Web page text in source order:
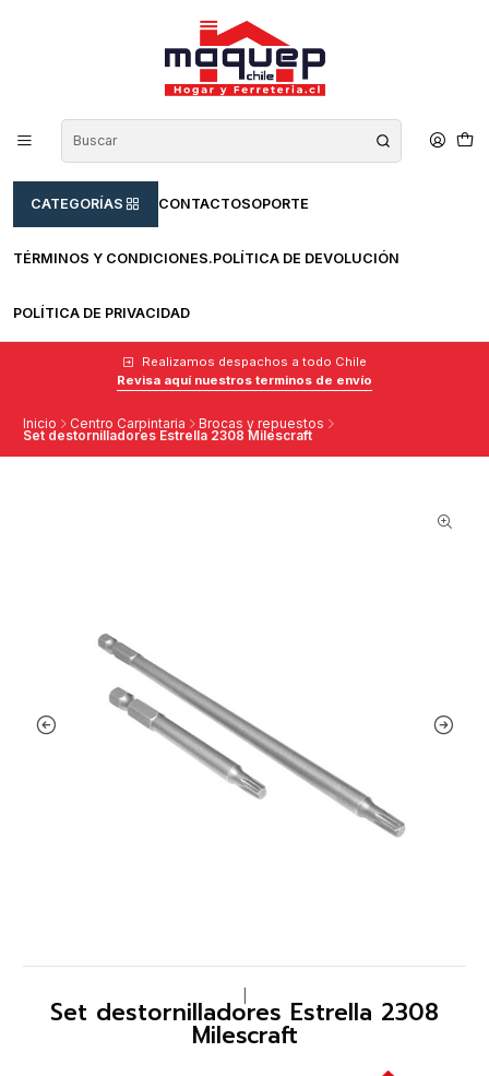
CATEGORÍAS CONTACTOSOPORTE
TÉRMINOS Y CONDICIONES.POLÍTICA DE DEVOLUCIÓN
POLÍTICA DE PRIVACIDAD
Realizamos despachos a todo Chile
Revisa aquí nuestros terminos de envío
Inicio Centro Carpintaria Brocas y repuestos
Set destornilladores Estrella 2308 Milescraft
Set destornilladores Estrella 2308
Milescraft